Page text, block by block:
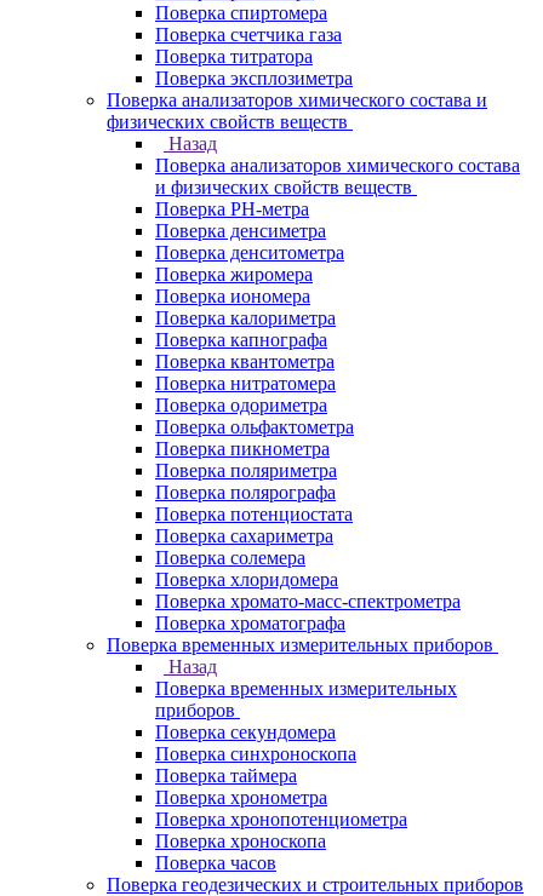
Поверка спиртомера
Поверка счетчика газа
Поверка титратора
Поверка эксплозиметра
Поверка анализаторов химического состава и
физических свойств веществ
Назад
Поверка анализаторов химического состава
и физических свойств веществ
Поверка PH-метра
Поверка денсиметра
Поверка денситометра
Поверка жиромера
Поверка иономера
Поверка калориметра
Поверка капнографа
Поверка квантометра
Поверка нитратомера
Поверка одориметра
Поверка ольфактометра
Поверка пикнометра
Поверка поляриметра
Поверка полярографа
Поверка потенциостата
Поверка сахариметра
Поверка солемера
Поверка хлоридомера
Поверка хромато-масс-спектрометра
Поверка хроматографа
Поверка временных измерительных приборов
Назад
Поверка временных измерительных
приборов
Поверка секундомера
Поверка синхроноскопа
Поверка таймера
Поверка хронометра
Поверка хронопотенциометра
Поверка хроноскопа
Поверка часов
Поверка геодезических и строительных приборов